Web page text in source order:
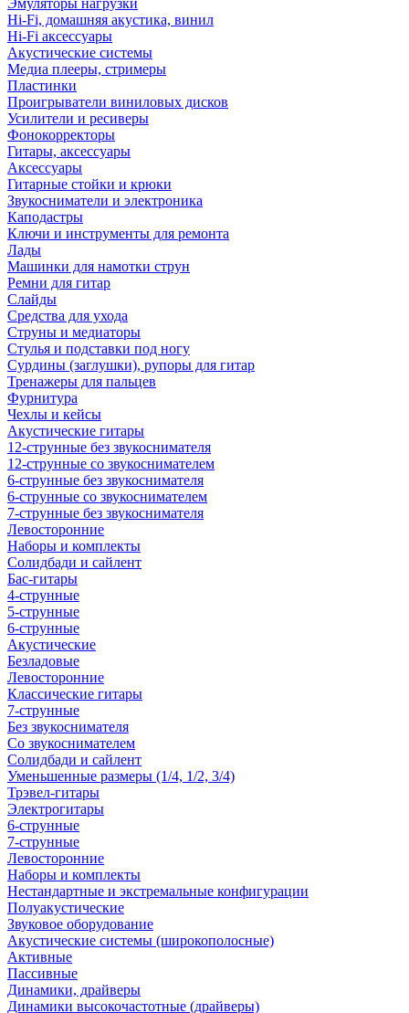
Эмуляторы нагрузки
Hi-Fi, домашняя акустика, винил
Hi-Fi аксессуары
Акустические системы
Медиа плееры, стримеры
Пластинки
Проигрыватели виниловых дисков
Усилители и ресиверы
Фонокорректоры
Гитары, аксессуары
Аксессуары
Гитарные стойки и крюки
Звукосниматели и электроника
Каподастры
Ключи и инструменты для ремонта
Лады
Машинки для намотки струн
Ремни для гитар
Слайды
Средства для ухода
Струны и медиаторы
Стулья и подставки под ногу
Сурдины (заглушки), рупоры для гитар
Тренажеры для пальцев
Фурнитура
Чехлы и кейсы
Акустические гитары
12-струнные без звукоснимателя
12-струнные со звукоснимателем
6-струнные без звукоснимателя
6-струнные со звукоснимателем
7-струнные без звукоснимателя
Левосторонние
Наборы и комплекты
Солидбади и сайлент
Бас-гитары
4-струнные
5-струнные
6-струнные
Акустические
Безладовые
Левосторонние
Классические гитары
7-струнные
Без звукоснимателя
Со звукоснимателем
Солидбади и сайлент
Уменьшенные размеры (1/4, 1/2, 3/4)
Трэвел-гитары
Электрогитары
6-струнные
7-струнные
Левосторонние
Наборы и комплекты
Нестандартные и экстремальные конфигурации
Полуакустические
Звуковое оборудование
Акустические системы (широкополосные)
Активные
Пассивные
Динамики, драйверы
Динамики высокочастотные (драйверы)